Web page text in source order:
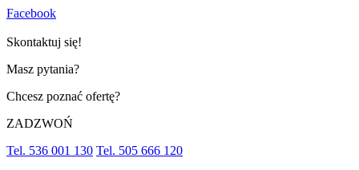
Facebook
Skontaktuj się!
Masz pytania?
Chcesz poznać ofertę?
ZADZWOŃ
Tel. 536 001 130 Tel. 505 666 120